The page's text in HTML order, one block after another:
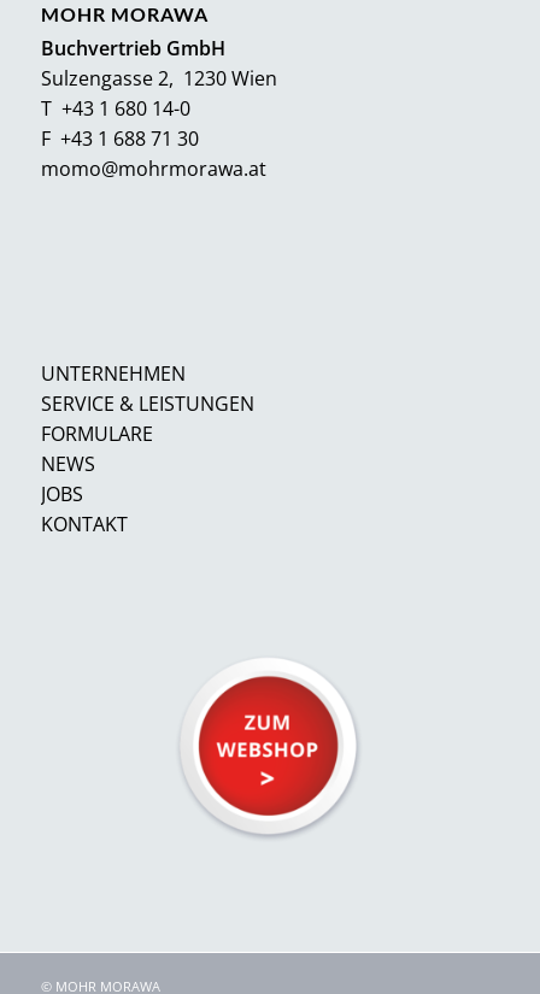
MOHR MORAWA
Buchvertrieb GmbH
Sulzengasse 2, 1230 Wien
T +43 1 680 14-0
F +43 1 688 71 30
momo@mohrmorawa.at
UNTERNEHMEN
SERVICE & LEISTUNGEN
FORMULARE
NEWS
JOBS
KONTAKT
© MOHR MORAWA